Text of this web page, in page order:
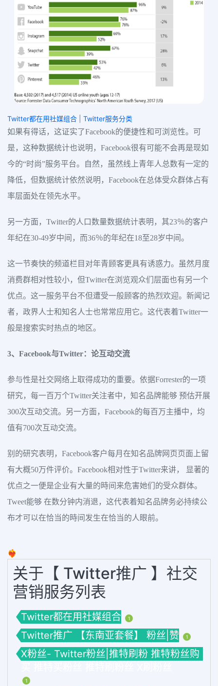
Twitter都在用社媒组合
Twitter服务分类
如果有得话，这证实了Facebook的便捷性和可浏览性。可
是，这种数据统计也说明，Facebook很有可能不会再是现如
今的“时尚”服务平台。自然，虽然线上青年人总数有一定的
降低，但数据统计依然说明，Facebook在总体受众群体占有
率层面处在领先水平。
另一方面，Twitter的人口数量数据统计表明，其23％的客户
年纪在30-49岁中间，而36％的年纪在18至28岁中间。
这一节奏快的频道栏目对年青顾客更具有诱惑力。虽然月度
消费群相对性较小，但Twitter在浏览观众们层面也有另一个
优点。这一服务平台不但遭受一般顾客的热烈欢迎。新闻记
者，政界人士和知名人士也常常应用它。这代表着Twitter一
般是搜索实时热点的地区。
3、Facebook与Twitter：论互动交流
参与性是社交网络上取得成功的重要。依据Forrester的一项
研究，每一百万个Twitter关注者中，知名品牌能够 预估开展
300次互动交流。另一方面，Facebook的每百万主播中，均
值有700次互动交流。
别的研究表明，Facebook客户每月在知名品牌网页页面上留
有大概50万件评价。Facebook相对性于Twitter来讲， 显著的
优点之一便是企业有大量的時间来危害她们的受众群体。
Tweet能够 在数分钟内消退，这代表着知名品牌务必持续公
布才可以在恰当的時间发生在恰当的人眼前。
❤️‍🔥
关于【 Twitter推广 】社交
营销服务列表
Twitter都在用社媒组合 1
Twitter推广 【东南亚套餐】 粉丝|赞 1
X粉丝- Twitter粉丝|推特刷粉 推特粉丝购
1